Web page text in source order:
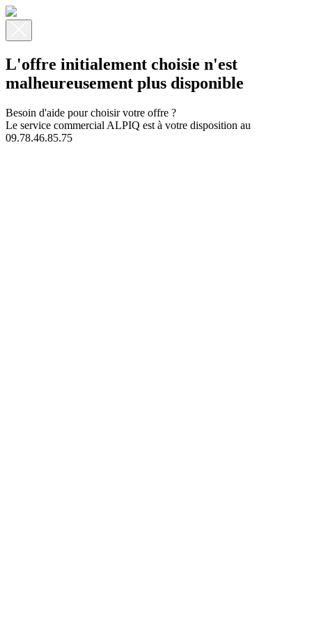
L'offre initialement choisie n'est
malheureusement plus disponible
Besoin d'aide pour choisir votre offre ?
Le service commercial ALPIQ est à votre disposition au
09.78.46.85.75